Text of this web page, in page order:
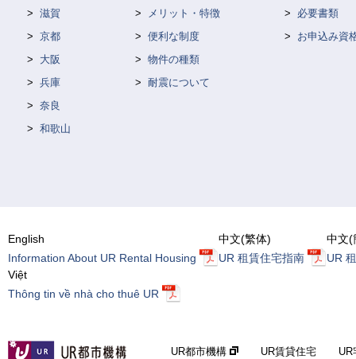
滋賀
京都
大阪
兵庫
奈良
和歌山
メリット・特徴
便利な制度
物件の種類
耐震について
必要書類
お申込み資
English
Information About UR Rental Housing
中文(繁体)
UR 租賃住宅指南
中文(
UR
Việt
Thông tin về nhà cho thuê UR
UR都市機構 UR賃貸住宅